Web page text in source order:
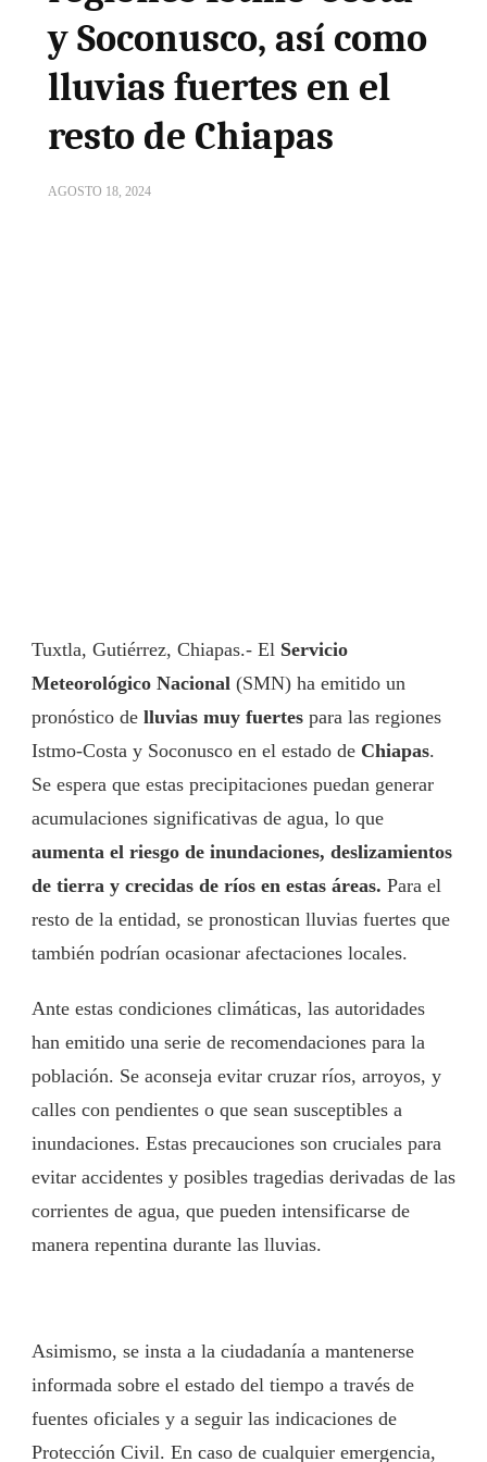
y Soconusco, así como
lluvias fuertes en el
resto de Chiapas
AGOSTO 18, 2024
Tuxtla, Gutiérrez, Chiapas.- El Servicio
Meteorológico Nacional (SMN) ha emitido un
pronóstico de lluvias muy fuertes para las regiones
Istmo-Costa y Soconusco en el estado de Chiapas.
Se espera que estas precipitaciones puedan generar
acumulaciones significativas de agua, lo que
aumenta el riesgo de inundaciones, deslizamientos
de tierra y crecidas de ríos en estas áreas. Para el
resto de la entidad, se pronostican lluvias fuertes que
también podrían ocasionar afectaciones locales.
Ante estas condiciones climáticas, las autoridades
han emitido una serie de recomendaciones para la
población. Se aconseja evitar cruzar ríos, arroyos, y
calles con pendientes o que sean susceptibles a
inundaciones. Estas precauciones son cruciales para
evitar accidentes y posibles tragedias derivadas de las
corrientes de agua, que pueden intensificarse de
manera repentina durante las lluvias.
Asimismo, se insta a la ciudadanía a mantenerse
informada sobre el estado del tiempo a través de
fuentes oficiales y a seguir las indicaciones de
Protección Civil. En caso de cualquier emergencia,